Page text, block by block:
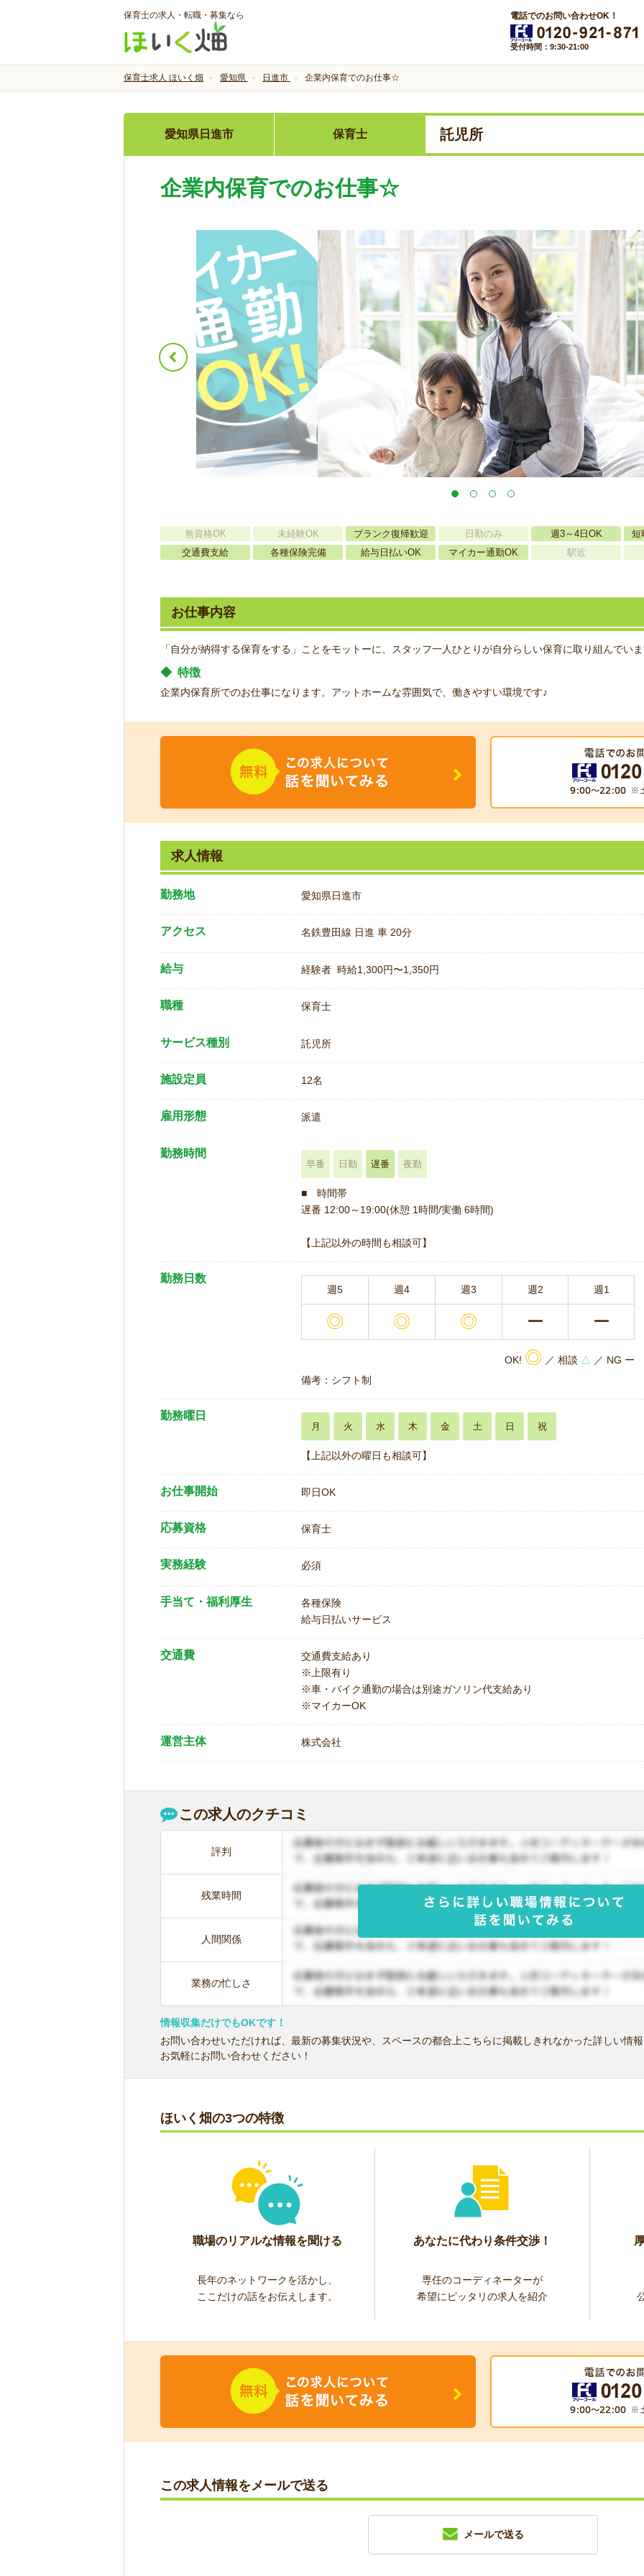
保育士の求人・転職・募集なら 電話でのお問い合わせOK！
受付時間：9:30-21:00
保育士求人 ほいく畑 愛知県 日進市 企業内保育でのお仕事☆
愛知県日進市 保育士 託児所
企業内保育でのお仕事☆
無資格OK 未経験OK ブランク復帰歓迎 日勤のみ 週3～4日OK
短
交通費支給
各種保険完備 給与日払いOK マイカー通勤OK 駅近
お仕事内容
「自分が納得する保育をする」ことをモットーに、スタッフ一人ひとりが自分らしい保育に取り組んでい
◆ 特徴
企業内保育所でのお仕事になります。アットホームな雰囲気で、働きやすい環境です♪
求人情報
勤務地 愛知県日進市
アクセス 名鉄豊田線 日進 車 20分
給与 経験者 時給1,300円〜1,350円
職種 保育士
サービス種別 託児所
施設定員 12名
雇用形態 派遣
勤務時間
早番 日勤 遅番 夜勤
■ 時間帯
遅番 12:00～19:00(休憩 1時間/実働 6時間)
【上記以外の時間も相談可】
勤務日数
週5 週4 週3 週2 週1
◎ ◎ ◎ ー ー
OK! ◎ ／ 相談 △ ／ NG ー
備考：シフト制
勤務曜日
月 火 水 木 金 土 日 祝
【上記以外の曜日も相談可】
お仕事開始 即日OK
応募資格 保育士
実務経験 必須
手当て・福利厚生
各種保険
給与日払いサービス
交通費
交通費支給あり
※上限有り
※車・バイク通勤の場合は別途ガソリン代支給あり
※マイカーOK
運営主体 株式会社
この求人のクチコミ
評判
残業時間
人間関係
業務の忙しさ
情報収集だけでもOKです！
お問い合わせいただければ、最新の募集状況や、スペースの都合上こちらに掲載しきれなかった詳しい情
お気軽にお問い合わせください！
ほいく畑の3つの特徴
職場のリアルな情報を聞ける
長年のネットワークを活かし、
ここだけの話をお伝えします。
あなたに代わり条件交渉！
専任のコーディネーターが
希望にピッタリの求人を紹介
この求人情報をメールで送る
メールで送る